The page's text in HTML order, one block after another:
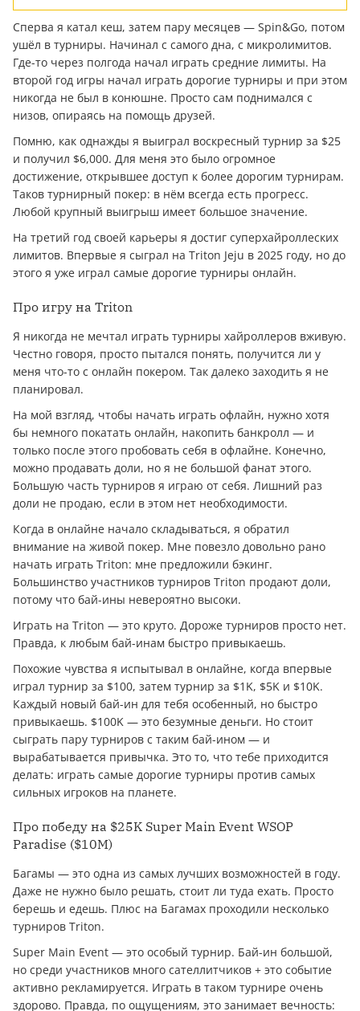
Сперва я катал кеш, затем пару месяцев — Spin&Go, потом
ушёл в турниры. Начинал с самого дна, с микролимитов.
Где-то через полгода начал играть средние лимиты. На
второй год игры начал играть дорогие турниры и при этом
никогда не был в конюшне. Просто сам поднимался с
низов, опираясь на помощь друзей.
Помню, как однажды я выиграл воскресный турнир за $25
и получил $6,000. Для меня это было огромное
достижение, открывшее доступ к более дорогим турнирам.
Таков турнирный покер: в нём всегда есть прогресс.
Любой крупный выигрыш имеет большое значение.
На третий год своей карьеры я достиг суперхайроллеских
лимитов. Впервые я сыграл на Triton Jeju в 2025 году, но до
этого я уже играл самые дорогие турниры онлайн.
Про игру на Triton
Я никогда не мечтал играть турниры хайроллеров вживую.
Честно говоря, просто пытался понять, получится ли у
меня что-то с онлайн покером. Так далеко заходить я не
планировал.
На мой взгляд, чтобы начать играть офлайн, нужно хотя
бы немного покатать онлайн, накопить банкролл — и
только после этого пробовать себя в офлайне. Конечно,
можно продавать доли, но я не большой фанат этого.
Большую часть турниров я играю от себя. Лишний раз
доли не продаю, если в этом нет необходимости.
Когда в онлайне начало складываться, я обратил
внимание на живой покер. Мне повезло довольно рано
начать играть Triton: мне предложили бэкинг.
Большинство участников турниров Triton продают доли,
потому что бай-ины невероятно высоки.
Играть на Triton — это круто. Дороже турниров просто нет.
Правда, к любым бай-инам быстро привыкаешь.
Похожие чувства я испытывал в онлайне, когда впервые
играл турнир за $100, затем турнир за $1K, $5K и $10K.
Каждый новый бай-ин для тебя особенный, но быстро
привыкаешь. $100K — это безумные деньги. Но стоит
сыграть пару турниров с таким бай-ином — и
вырабатывается привычка. Это то, что тебе приходится
делать: играть самые дорогие турниры против самых
сильных игроков на планете.
Про победу на $25K Super Main Event WSOP
Paradise ($10M)
Багамы — это одна из самых лучших возможностей в году.
Даже не нужно было решать, стоит ли туда ехать. Просто
берешь и едешь. Плюс на Багамах проходили несколько
турниров Triton.
Super Main Event — это особый турнир. Бай-ин большой,
но среди участников много сателлитчиков + это событие
активно рекламируется. Играть в таком турнире очень
здорово. Правда, по ощущениям, это занимает вечность: